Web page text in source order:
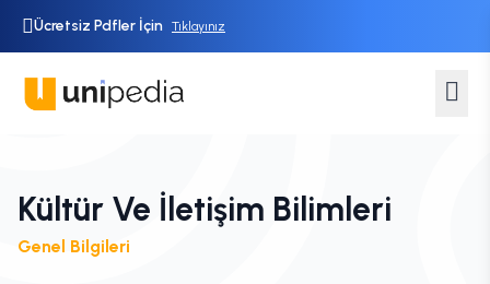
Ücretsiz Pdfler İçin Tıklayınız
Kültür Ve İletişim Bilimleri
Genel Bilgileri